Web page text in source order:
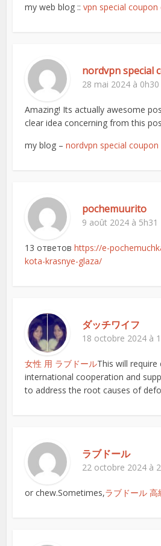
my web blog ::vpn special coupon
nordvpn special
28 mai 2024 à 0h30
Amazing! Its actually awesome
clear idea concerning from this
my blog –nordvpn special
pochemuurito
9 août 2024 à 5h31
13 ответовhttps://e-
kota-krasnye-glaza/
ダッチワイフ
18 octobre 2024 à
女性 用 ラブドールThis will require
international cooperation and
to address the root causes of
ラブドール
22 octobre 2024 à
or chew.Sometimes,ラブドール 高